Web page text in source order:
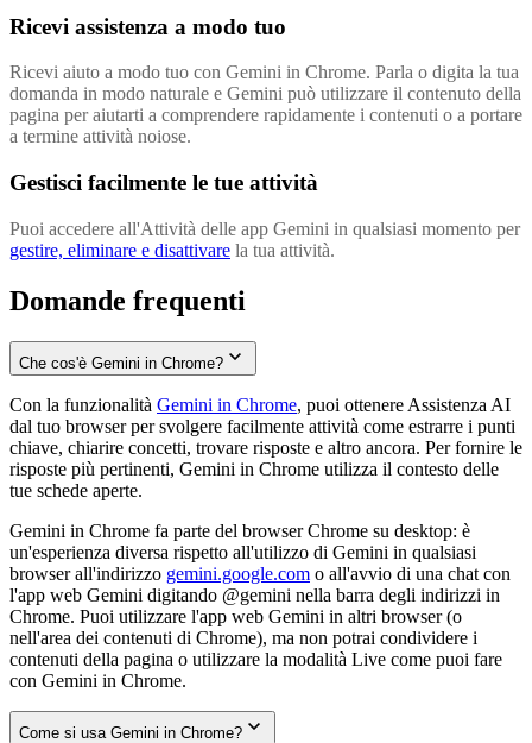
Ricevi assistenza a modo tuo
Ricevi aiuto a modo tuo con Gemini in Chrome. Parla o digita la tua
domanda in modo naturale e Gemini può utilizzare il contenuto della
pagina per aiutarti a comprendere rapidamente i contenuti o a portare
a termine attività noiose.
Gestisci facilmente le tue attività
Puoi accedere all'Attività delle app Gemini in qualsiasi momento per
gestire, eliminare e disattivare la tua attività.
Domande frequenti
Che cos'è Gemini in Chrome?
Con la funzionalità Gemini in Chrome, puoi ottenere Assistenza AI
dal tuo browser per svolgere facilmente attività come estrarre i punti
chiave, chiarire concetti, trovare risposte e altro ancora. Per fornire le
risposte più pertinenti, Gemini in Chrome utilizza il contesto delle
tue schede aperte.
Gemini in Chrome fa parte del browser Chrome su desktop: è
un'esperienza diversa rispetto all'utilizzo di Gemini in qualsiasi
browser all'indirizzo gemini.google.com o all'avvio di una chat con
l'app web Gemini digitando @gemini nella barra degli indirizzi in
Chrome. Puoi utilizzare l'app web Gemini in altri browser (o
nell'area dei contenuti di Chrome), ma non potrai condividere i
contenuti della pagina o utilizzare la modalità Live come puoi fare
con Gemini in Chrome.
Come si usa Gemini in Chrome?